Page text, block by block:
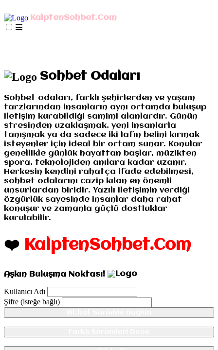
KalptenSohbet.Com
Sohbet Odaları
Sohbet odaları, farklı şehirlerden ve yaşam
tarzlarından insanların aynı ortamda buluşup
iletişim kurabildiği samimi alanlardır. Günün
stresinden uzaklaşmak, yeni insanlarla
tanışmak ya da sadece iki lafın belini kırmak
isteyenler için ideal bir ortam sunar. Konular
genellikle günlük hayattan başlar, müzikten
spora, teknolojiden anılara kadar uzanır.
Herkesin kendini rahatça ifade edebilmesi,
sohbet odalarını cazip kılan en önemli
unsurlardan biridir. Yazılı iletişimin verdiği
özgürlük sayesinde insanlar daha rahat
konuşur ve zamanla güçlü dostluklar
kurulabilir.
❤️ KalptenSohbet.Com
Aşkın Buluşma Noktası!
Kullanıcı Adı
Şifre (isteğe bağlı)